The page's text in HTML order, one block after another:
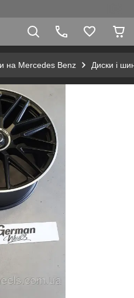
на Mercedes Benz Диски і